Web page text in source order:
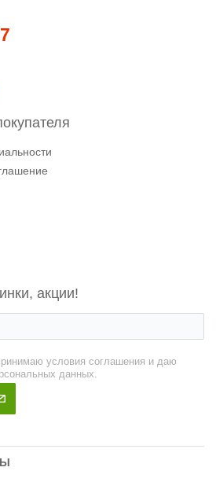
акции!
условия соглашения и даю
данных.